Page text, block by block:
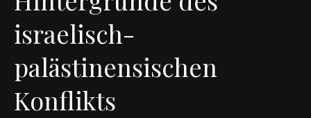
israelisch-
palästinensischen
Konflikts